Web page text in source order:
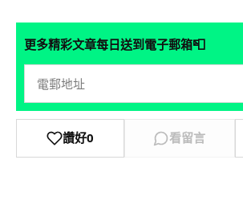
更多精彩文章每日送到電子郵箱📮
讚好0 看留言